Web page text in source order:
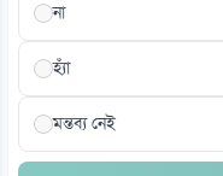
না
হ্যাঁ
মন্তব্য নেই